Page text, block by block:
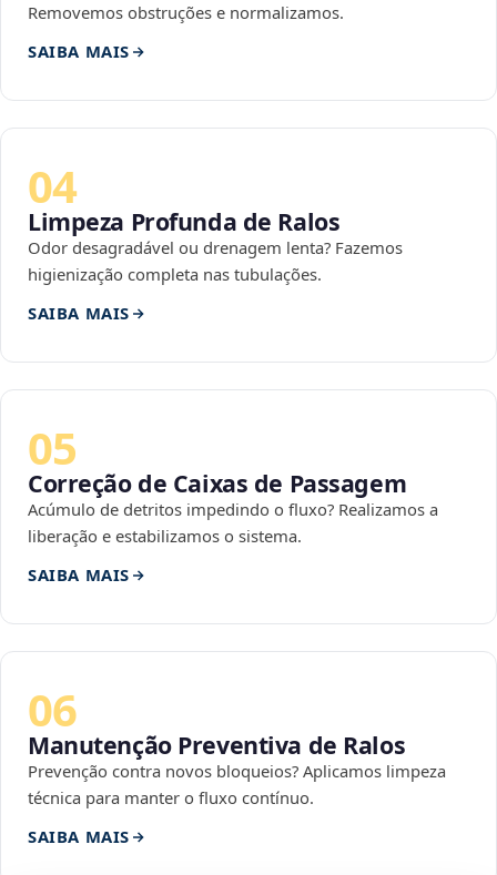
Removemos obstruções e normalizamos.
SAIBA MAIS
04
Limpeza Profunda de Ralos
Odor desagradável ou drenagem lenta? Fazemos
higienização completa nas tubulações.
SAIBA MAIS
05
Correção de Caixas de Passagem
Acúmulo de detritos impedindo o fluxo? Realizamos a
liberação e estabilizamos o sistema.
SAIBA MAIS
06
Manutenção Preventiva de Ralos
Prevenção contra novos bloqueios? Aplicamos limpeza
técnica para manter o fluxo contínuo.
SAIBA MAIS